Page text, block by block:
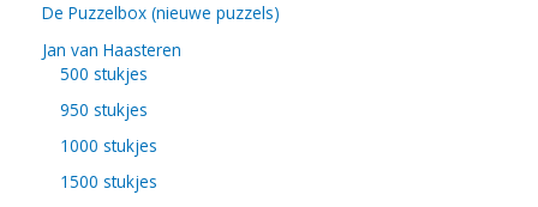
De Puzzelbox (nieuwe puzzels)
Jan van Haasteren
500 stukjes
950 stukjes
1000 stukjes
1500 stukjes